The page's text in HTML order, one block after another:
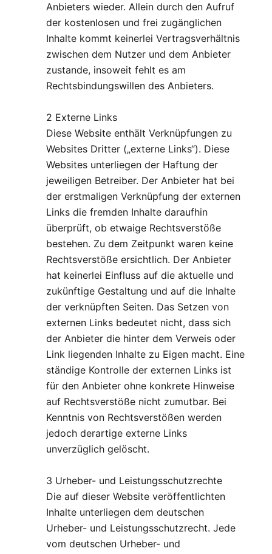
Anbieters wieder. Allein durch den Aufruf
der kostenlosen und frei zugänglichen
Inhalte kommt keinerlei Vertragsverhältnis
zwischen dem Nutzer und dem Anbieter
zustande, insoweit fehlt es am
Rechtsbindungswillen des Anbieters.
2 Externe Links
Diese Website enthält Verknüpfungen zu
Websites Dritter („externe Links“). Diese
Websites unterliegen der Haftung der
jeweiligen Betreiber. Der Anbieter hat bei
der erstmaligen Verknüpfung der externen
Links die fremden Inhalte daraufhin
überprüft, ob etwaige Rechtsverstöße
bestehen. Zu dem Zeitpunkt waren keine
Rechtsverstöße ersichtlich. Der Anbieter
hat keinerlei Einfluss auf die aktuelle und
zukünftige Gestaltung und auf die Inhalte
der verknüpften Seiten. Das Setzen von
externen Links bedeutet nicht, dass sich
der Anbieter die hinter dem Verweis oder
Link liegenden Inhalte zu Eigen macht. Eine
ständige Kontrolle der externen Links ist
für den Anbieter ohne konkrete Hinweise
auf Rechtsverstöße nicht zumutbar. Bei
Kenntnis von Rechtsverstößen werden
jedoch derartige externe Links
unverzüglich gelöscht.
3 Urheber- und Leistungsschutzrechte
Die auf dieser Website veröffentlichten
Inhalte unterliegen dem deutschen
Urheber- und Leistungsschutzrecht. Jede
vom deutschen Urheber- und